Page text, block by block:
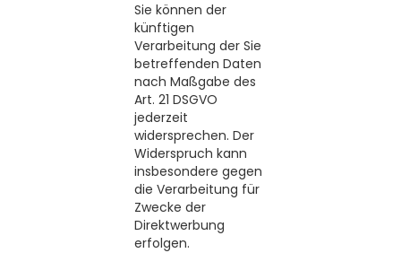
Sie können der
künftigen
Verarbeitung der Sie
betreffenden Daten
nach Maßgabe des
Art. 21 DSGVO
jederzeit
widersprechen. Der
Widerspruch kann
insbesondere gegen
die Verarbeitung für
Zwecke der
Direktwerbung
erfolgen.